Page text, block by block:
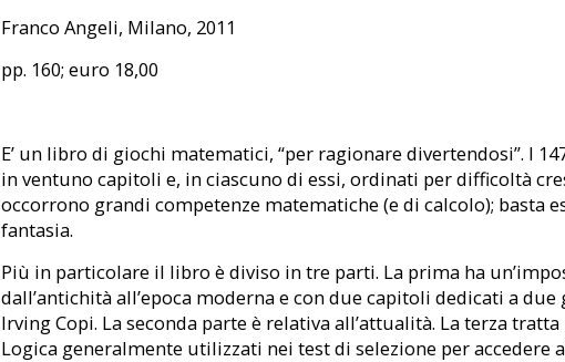
Franco Angeli, Milano, 2011
pp. 160; euro 18,00
E’ un libro di giochi matematici, “per ragionare divertendosi”. I
in ventuno capitoli e, in ciascuno di essi, ordinati per difficoltà
occorrono grandi competenze matematiche (e di calcolo); basta
fantasia.
Più in particolare il libro è diviso in tre parti. La prima ha
dall’antichità all’epoca moderna e con due capitoli dedicati a due
Irving Copi. La seconda parte è relativa all’attualità. La terza
Logica generalmente utilizzati nei test di selezione per accedere